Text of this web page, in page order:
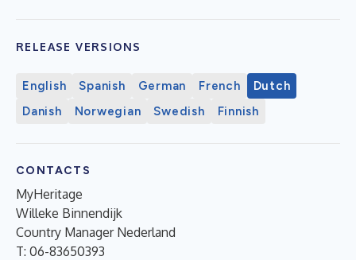
RELEASE VERSIONS
English Spanish German French
Dutch
Danish
Norwegian Swedish Finnish
CONTACTS
MyHeritage
Willeke Binnendijk
Country Manager Nederland
T: 06-83650393